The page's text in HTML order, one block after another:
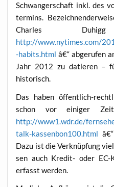
Schwan­ger­schaft inkl. des
ter­mins.
Charles
http://www.nytimes.com/
-habits.html â€“ abge­ru­fen
Jahr 2012 zu datie­ren –
historisch.
Das haben öffent­lich-
schon vor eini­ger
http://www1.wdr.de/
talk-kassenbon100.html
Dazu ist die Ver­knüp­fung
sen auch Kre­dit- oder EC-
erfasst werden.